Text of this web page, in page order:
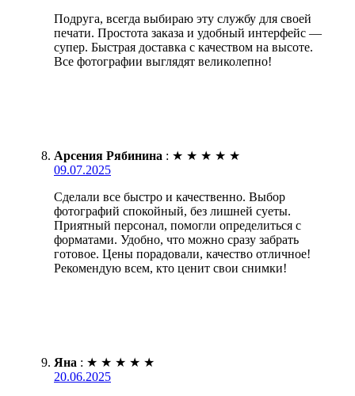
Подруга, всегда выбираю эту службу для своей
печати. Простота заказа и удобный интерфейс —
супер. Быстрая доставка с качеством на высоте.
Все фотографии выглядят великолепно!
Арсения Рябинина : ★ ★ ★ ★ ★
09.07.2025
Сделали все быстро и качественно. Выбор
фотографий спокойный, без лишней суеты.
Приятный персонал, помогли определиться с
форматами. Удобно, что можно сразу забрать
готовое. Цены порадовали, качество отличное!
Рекомендую всем, кто ценит свои снимки!
Яна : ★ ★ ★ ★ ★
20.06.2025